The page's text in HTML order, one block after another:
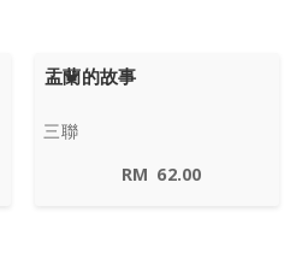
盂蘭的故事
三聯
RM 62.00